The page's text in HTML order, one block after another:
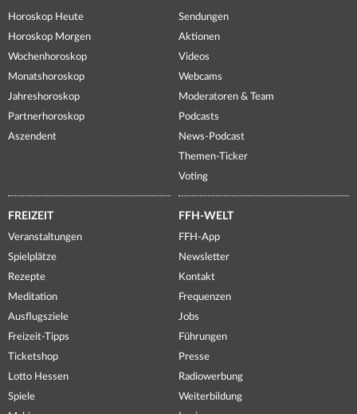
Horoskop Heute
Horoskop Morgen
Wochenhoroskop
Monatshoroskop
Jahreshoroskop
Partnerhoroskop
Aszendent
Sendungen
Aktionen
Videos
Webcams
Moderatoren & Team
Podcasts
News-Podcast
Themen-Ticker
Voting
FREIZEIT
Veranstaltungen
Spielplätze
Rezepte
Meditation
Ausflugsziele
Freizeit-Tipps
Ticketshop
Lotto Hessen
Spiele
FFH-WELT
FFH-App
Newsletter
Kontakt
Frequenzen
Jobs
Führungen
Presse
Radiowerbung
Weiterbildung